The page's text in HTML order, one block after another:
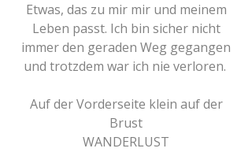
Etwas, das zu mir mir und meinem
Leben passt. Ich bin sicher nicht
immer den geraden Weg gegangen
und trotzdem war ich nie verloren.
Auf der Vorderseite klein auf der
Brust
WANDERLUST